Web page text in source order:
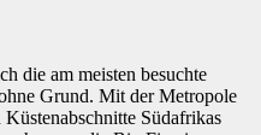
die am meisten besuchte
Grund. Mit der Metropole
Südafrikas